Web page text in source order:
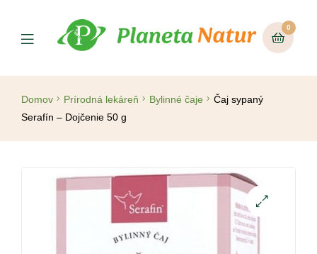
0
Domov Prírodná lekáreň Bylinné čaje
Čaj sypaný
Serafín – Dojčenie 50 g